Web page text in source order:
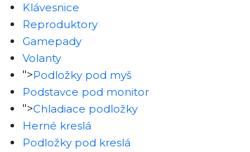
Klávesnice
Reproduktory
Gamepady
Volanty
">Podložky pod myš
Podstavce pod monitor
">Chladiace podložky
Herné kreslá
Podložky pod kreslá